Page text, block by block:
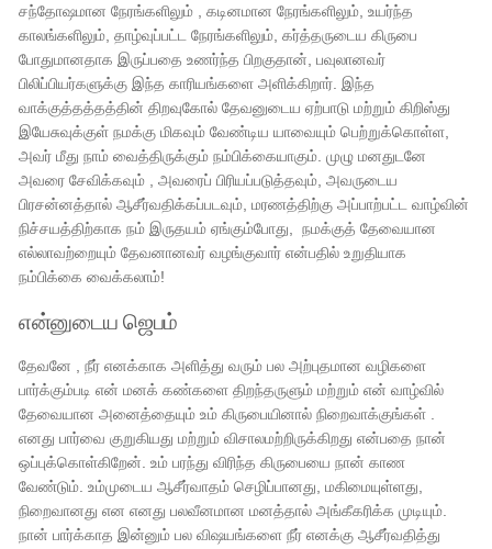
சந்தோஷமான நேரங்களிலும் , கடினமான நேரங்களிலும், உயர்ந்த
காலங்களிலும், தாழ்வுப்பட்ட நேரங்களிலும், கர்த்தருடைய கிருபை
போதுமானதாக இருப்பதை உணர்ந்த பிறகுதான், பவுலானவர்
பிலிப்பியர்களுக்கு இந்த காரியங்களை அளிக்கிறார். இந்த
வாக்குத்தத்தத்தின் திறவுகோல் தேவனுடைய ஏற்பாடு மற்றும் கிறிஸ்து
இயேசுவுக்குள் நமக்கு மிகவும் வேண்டிய யாவையும் பெற்றுக்கொள்ள,
அவர் மீது நாம் வைத்திருக்கும் நம்பிக்கையாகும். முழு மனதுடனே
அவரை சேவிக்கவும் , அவரைப் பிரியப்படுத்தவும், அவருடைய
பிரசன்னத்தால் ஆசீர்வதிக்கப்படவும், மரணத்திற்கு அப்பாற்பட்ட வாழ்வின்
நிச்சயத்திற்காக நம் இருதயம் ஏங்கும்போது, ​​ நமக்குத் தேவையான
எல்லாவற்றையும் தேவனானவர் வழங்குவார் என்பதில் உறுதியாக
நம்பிக்கை வைக்கலாம்!
என்னுடைய ஜெபம்
தேவனே , நீர் எனக்காக அளித்து வரும் பல அற்புதமான வழிகளை
பார்க்கும்படி என் மனக் கண்களை திறந்தருளும் மற்றும் என் வாழ்வில்
தேவையான அனைத்தையும் உம் கிருபையினால் நிறைவாக்குங்கள் .
எனது பார்வை குறுகியது மற்றும் விசாலமற்றிருக்கிறது என்பதை நான்
ஒப்புக்கொள்கிறேன். உம் பரந்து விரிந்த கிருபையை நான் காண
வேண்டும். உம்முடைய ஆசீர்வாதம் செழிப்பானது, மகிமையுள்ளது,
நிறைவானது என எனது பலவீனமான மனத்தால் அங்கீகரிக்க முடியும்.
நான் பார்க்காத இன்னும் பல விஷயங்களை நீர் எனக்கு ஆசீர்வதித்து